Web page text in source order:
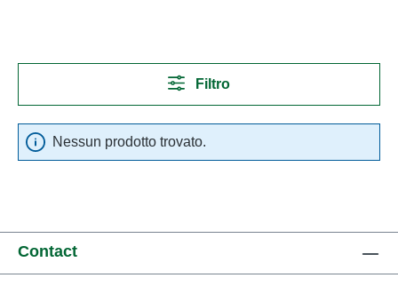
Filtro
Nessun prodotto trovato.
Contact